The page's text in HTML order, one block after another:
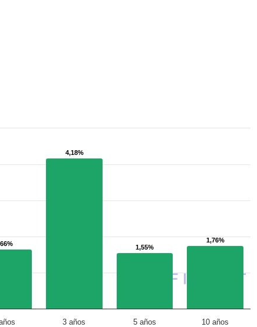
4,18%
4,18%
1,55%
1,55%
1,76%
1,76%
3 años 5 años 10 años